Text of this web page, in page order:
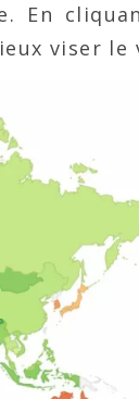
En
viser le